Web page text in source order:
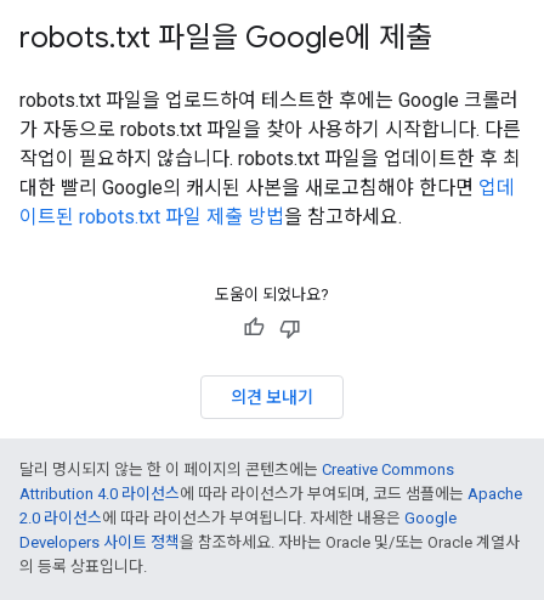
robots.txt 파일을 Google에 제출
robots.txt 파일을 업로드하여 테스트한 후에는 Google 크롤러
가 자동으로 robots.txt 파일을 찾아 사용하기 시작합니다. 다른
작업이 필요하지 않습니다. robots.txt 파일을 업데이트한 후 최
대한 빨리 Google의 캐시된 사본을 새로고침해야 한다면 업데
이트된 robots.txt 파일 제출 방법을 참고하세요.
도움이 되었나요?
의견 보내기
달리 명시되지 않는 한 이 페이지의 콘텐츠에는 Creative Commons
Attribution 4.0 라이선스에 따라 라이선스가 부여되며, 코드 샘플에는 Apache
2.0 라이선스에 따라 라이선스가 부여됩니다. 자세한 내용은 Google
Developers 사이트 정책을 참조하세요. 자바는 Oracle 및/또는 Oracle 계열사
의 등록 상표입니다.